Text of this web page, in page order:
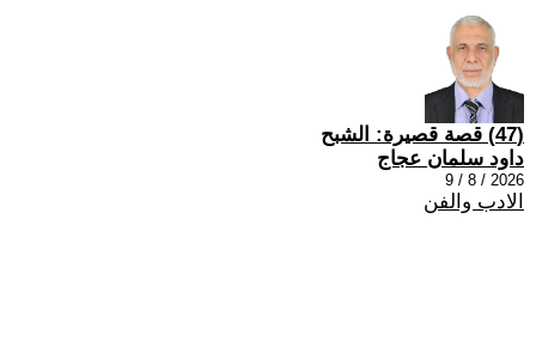
(47) قصة قصيرة: الشبح
داود سلمان عجاج
2026 / 8 / 9
الادب والفن